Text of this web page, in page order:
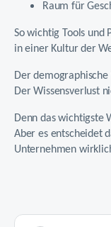
Raum für
So wichtig Tools und
in einer Kultur der
Der
Der Wissensverlust
Denn das wichtigste
Aber es entscheidet
Unternehmen